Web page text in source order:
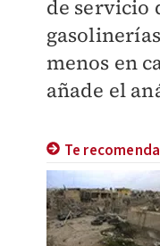
de servicio
menos en
añade el
Te